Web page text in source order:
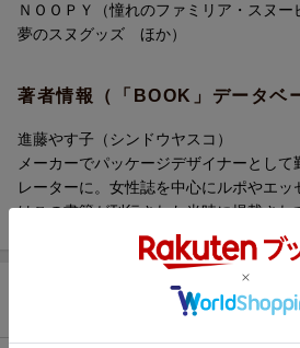
ＮＯＯＰＹ（憧れのファミリア・スヌー
夢のスヌグッズ ほか）
著者情報（「BOOK」データベ
進藤やす子（シンドウヤスコ）
メーカーでパッケージデザイナーとして
レーターに。女性誌を中心にルポやエ
はこの書籍が刊行された当時に掲載され
商品レビュー（133件）